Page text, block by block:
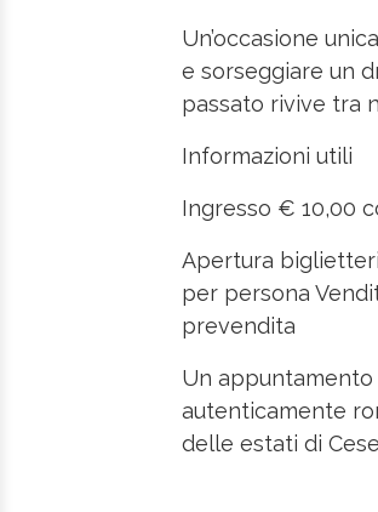
Un’occasione
e sorseggiare un
passato rivive tra
Informazioni utili
Ingresso € 10,00
Apertura
per persona
prevendita
Un
autenticamente
delle estati di